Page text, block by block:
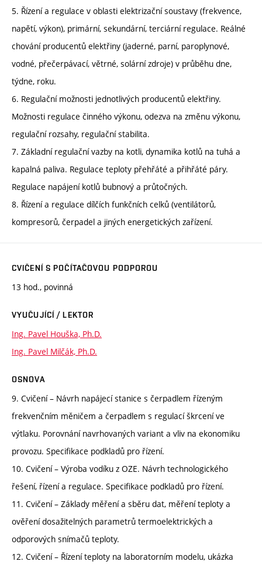
5. Řízení a regulace v oblasti elektrizační soustavy (frekvence,
napětí, výkon), primární, sekundární, terciární regulace. Reálné
chování producentů elektřiny (jaderné, parní, paroplynové,
vodné, přečerpávací, větrné, solární zdroje) v průběhu dne,
týdne, roku.
6. Regulační možnosti jednotlivých producentů elektřiny.
Možnosti regulace činného výkonu, odezva na změnu výkonu,
regulační rozsahy, regulační stabilita.
7. Základní regulační vazby na kotli, dynamika kotlů na tuhá a
kapalná paliva. Regulace teploty přehřáté a přihřáté páry.
Regulace napájení kotlů bubnový a průtočných.
8. Řízení a regulace dílčích funkčních celků (ventilátorů,
kompresorů, čerpadel a jiných energetických zařízení.
CVIČENÍ S POČÍTAČOVOU PODPOROU
13 hod., povinná
VYUČUJÍCÍ / LEKTOR
Ing. Pavel Houška, Ph.D.
Ing. Pavel Milčák, Ph.D.
OSNOVA
9. Cvičení – Návrh napájecí stanice s čerpadlem řízeným
frekvenčním měničem a čerpadlem s regulací škrcení ve
výtlaku. Porovnání navrhovaných variant a vliv na ekonomiku
provozu. Specifikace podkladů pro řízení.
10. Cvičení – Výroba vodíku z OZE. Návrh technologického
řešení, řízení a regulace. Specifikace podkladů pro řízení.
11. Cvičení – Základy měření a sběru dat, měření teploty a
ověření dosažitelných parametrů termoelektrických a
odporových snímačů teploty.
12. Cvičení – Řízení teploty na laboratorním modelu, ukázka